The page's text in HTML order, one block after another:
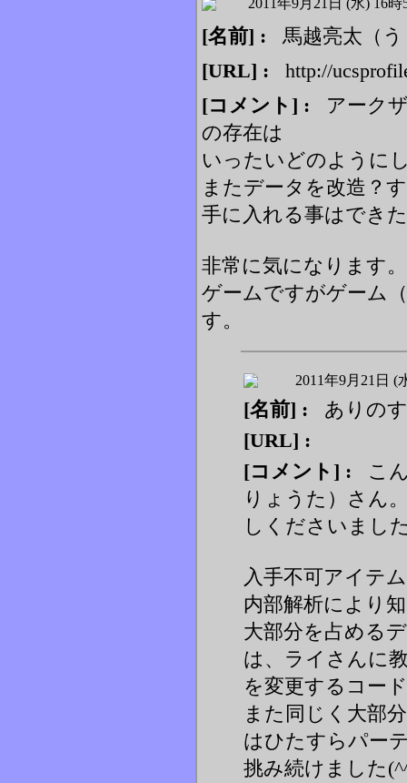
2011年9月21日 (水) 16時
[名前] : 馬越亮太（
[URL] : http://
[コメント] : アーク
の存在は
いったいどのように
またデータを改造？
手に入れる事はでき
非常に気になります。
ゲームですがゲーム
す。
2011年9月21日 (
[名前] : ありのす
[URL] :
[コメント] : こ
りょうた）さん
しくださいまし
入手不可アイテ
内部解析により
大部分を占める
は、ライさんに
を変更するコー
また同じく大部
はひたすらパー
挑み続けました